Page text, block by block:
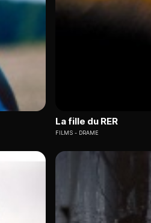
La fille du RER
FILMS DRAME